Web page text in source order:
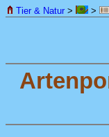
Tier & Natur > >